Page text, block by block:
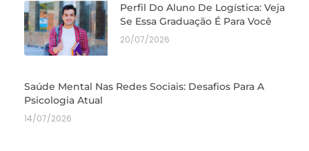
Perfil Do Aluno De Logística: Veja
Se Essa Graduação É Para Você
20/07/2026
Saúde Mental Nas Redes Sociais: Desafios Para A
Psicologia Atual
14/07/2026